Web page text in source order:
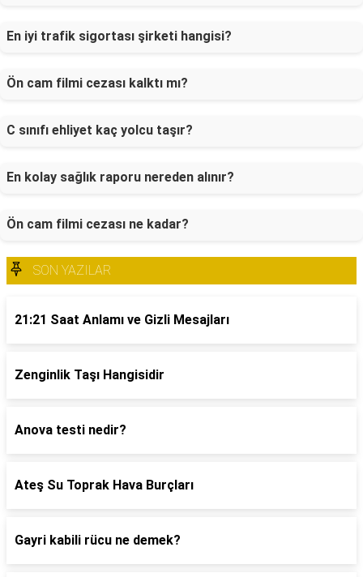
En iyi trafik sigortası şirketi hangisi?
Ön cam filmi cezası kalktı mı?
C sınıfı ehliyet kaç yolcu taşır?
En kolay sağlık raporu nereden alınır?
Ön cam filmi cezası ne kadar?
SON YAZILAR
21:21 Saat Anlamı ve Gizli Mesajları
Zenginlik Taşı Hangisidir
Anova testi nedir?
Ateş Su Toprak Hava Burçları
Gayri kabili rücu ne demek?